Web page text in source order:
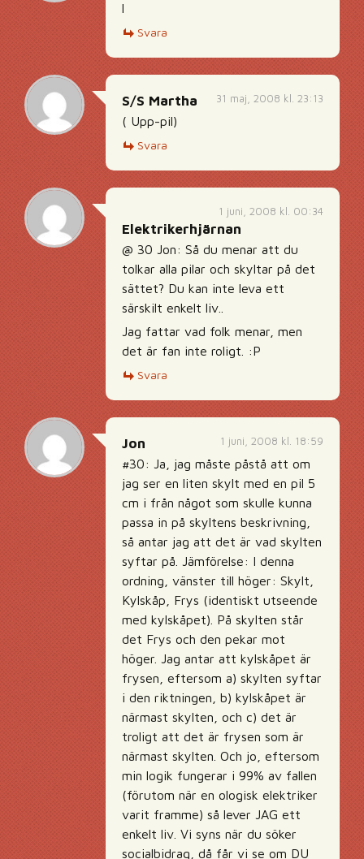
l
Svara
31 maj, 2008 kl. 23:13
S/S Martha
( Upp-pil)
Svara
1 juni, 2008 kl. 00:34
Elektrikerhjärnan
@ 30 Jon: Så du menar att du
tolkar alla pilar och skyltar på det
sättet? Du kan inte leva ett
särskilt enkelt liv..
Jag fattar vad folk menar, men
det är fan inte roligt. :P
Svara
1 juni, 2008 kl. 18:59
Jon
#30: Ja, jag måste påstå att om
jag ser en liten skylt med en pil 5
cm i från något som skulle kunna
passa in på skyltens beskrivning,
så antar jag att det är vad skylten
syftar på. Jämförelse: I denna
ordning, vänster till höger: Skylt,
Kylskåp, Frys (identiskt utseende
med kylskåpet). På skylten står
det Frys och den pekar mot
höger. Jag antar att kylskåpet är
frysen, eftersom a) skylten syftar
i den riktningen, b) kylskåpet är
närmast skylten, och c) det är
troligt att det är frysen som är
närmast skylten. Och jo, eftersom
min logik fungerar i 99% av fallen
(förutom när en ologisk elektriker
varit framme) så lever JAG ett
enkelt liv. Vi syns när du söker
socialbidrag, då får vi se om DU